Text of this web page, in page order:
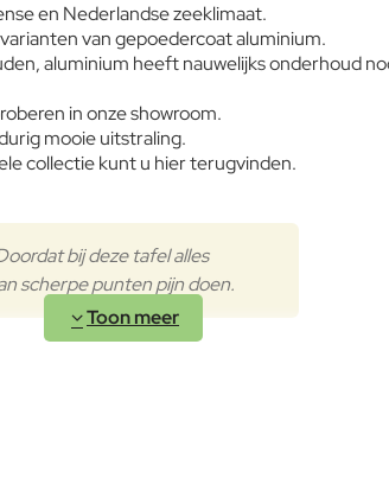
en Nederlandse zeeklimaat.
van gepoedercoat aluminium.
aluminium heeft nauwelijks onderhoud
in onze showroom.
mooie uitstraling.
collectie kunt u hier terugvinden.
bij deze tafel alles
scherpe punten pijn doen.